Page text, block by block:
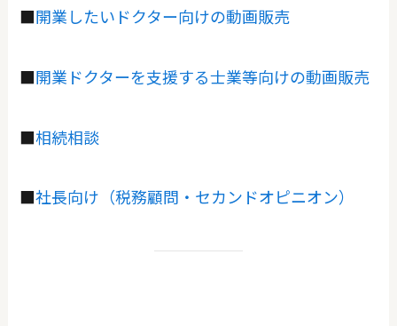
■開業したいドクター向けの動画販売
■開業ドクターを支援する士業等向けの動画販売
■相続相談
■社長向け（税務顧問・セカンドオピニオン）